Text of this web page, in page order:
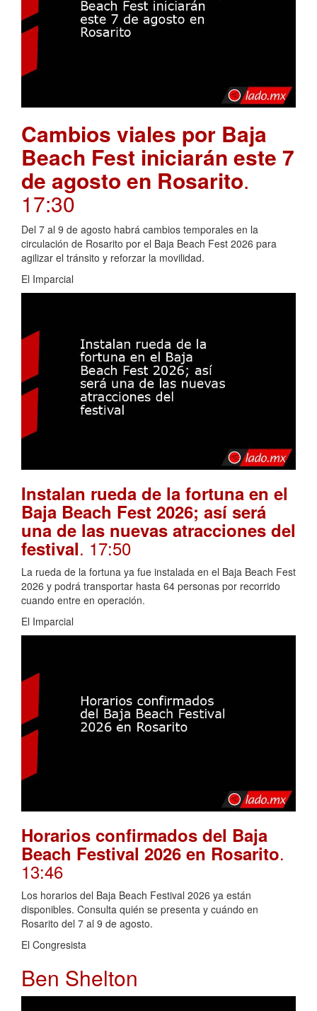
Cambios viales por Baja
Beach Fest iniciarán este 7
de agosto en Rosarito.
17:30
Del 7 al 9 de agosto habrá cambios temporales en la
circulación de Rosarito por el Baja Beach Fest 2026 para
agilizar el tránsito y reforzar la movilidad.
El Imparcial
Instalan rueda de la fortuna en el
Baja Beach Fest 2026; así será
una de las nuevas atracciones del
festival. 17:50
La rueda de la fortuna ya fue instalada en el Baja Beach Fest
2026 y podrá transportar hasta 64 personas por recorrido
cuando entre en operación.
El Imparcial
Horarios confirmados del Baja
Beach Festival 2026 en Rosarito.
13:46
Los horarios del Baja Beach Festival 2026 ya están
disponibles. Consulta quién se presenta y cuándo en
Rosarito del 7 al 9 de agosto.
El Congresista
Ben Shelton